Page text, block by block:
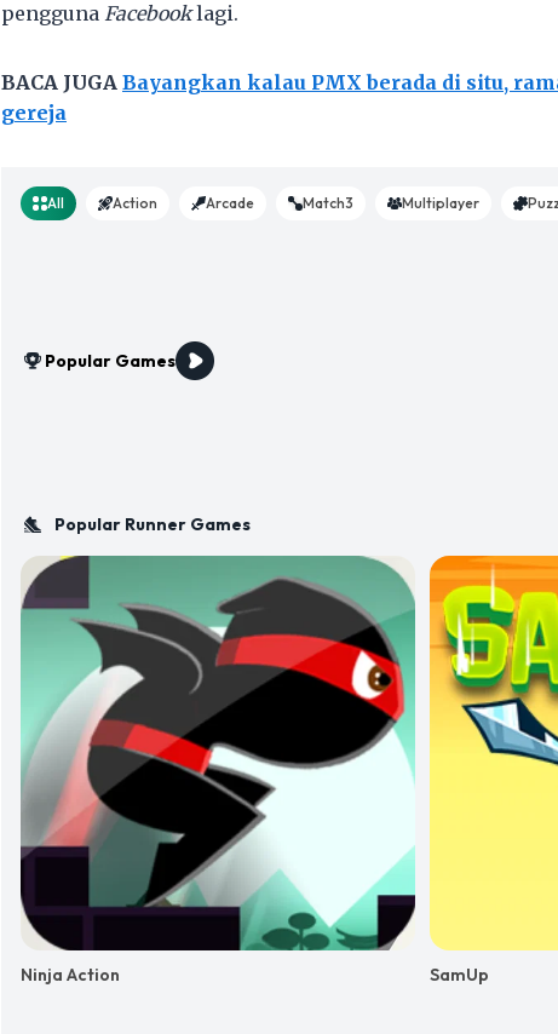
pengguna Facebooklagi.
BACA JUGA Bayangkan kalau PMX berada di situ,
gereja